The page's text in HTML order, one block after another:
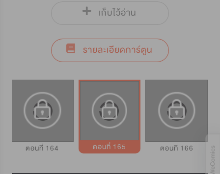
เก็บไว้อ่าน
รายละเอียดการ์ตูน
ตอนที่ 164 ตอนที่ 165 ตอนที่ 166